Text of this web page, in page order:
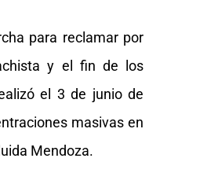
para reclamar por
y el fin de los
el 3 de junio de
masivas en
Mendoza.